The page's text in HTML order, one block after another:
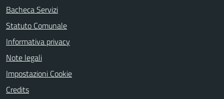
Bacheca Servizi
Statuto Comunale
Informativa privacy
Note legali
Impostazioni Cookie
Credits